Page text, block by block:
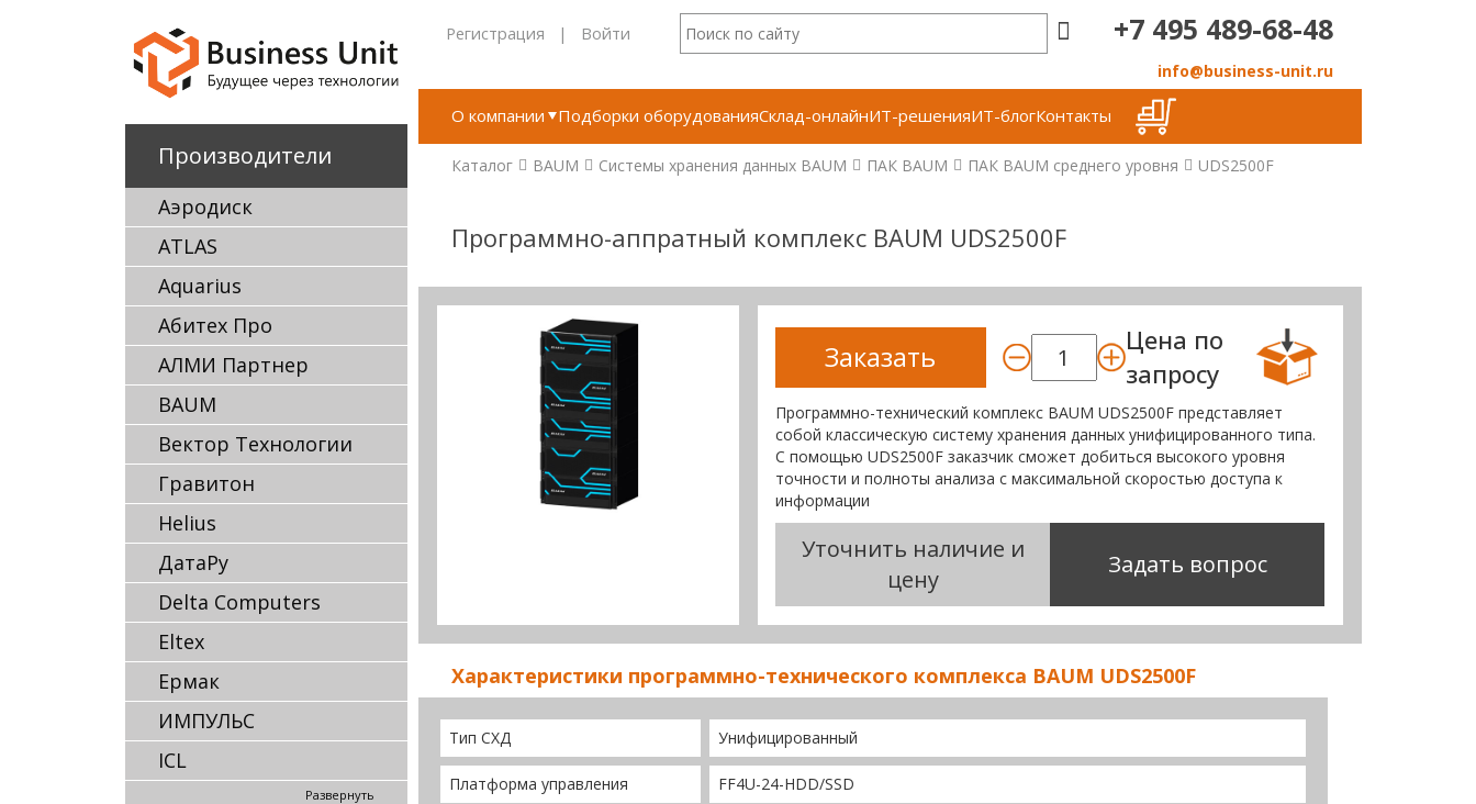
Производители
Аэродиск
ATLAS
Aquarius
Абитех Про
АЛМИ Партнер
BAUM
Вектор Технологии
Гравитон
Helius
ДатаРу
Delta Computers
Eltex
Ермак
ИМПУЛЬС
ICL
Развернуть
Регистрация | Войти +7 495 489-68-48
info@business-unit.ru
О компании Подборки оборудованияСклад-онлайнИТ-решенияИТ-блогКонтакты
Каталог BAUM Системы хранения данных BAUM ПАК BAUM ПАК BAUM среднего уровня UDS2500F
Программно-аппратный комплекс BAUM UDS2500F
Заказать
Цена по
запросу
Программно-технический комплекс BAUM UDS2500F представляет
собой классическую систему хранения данных унифицированного типа.
С помощью UDS2500F заказчик сможет добиться высокого уровня
точности и полноты анализа с максимальной скоростью доступа к
информации
Уточнить наличие и
цену
Задать вопрос
Характеристики программно-технического комплекса BAUM UDS2500F
Тип СХД Унифицированный
Платформа управления FF4U-24-HDD/SSD